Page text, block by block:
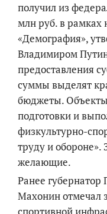
получил из
млн руб. в рамках
«Демография»,
Владимиром
предоставления
суммы выделят
бюджеты.
подготовки и
физкультурно-
труду и обороне».
желающие.
Ранее
Махонин отмечал